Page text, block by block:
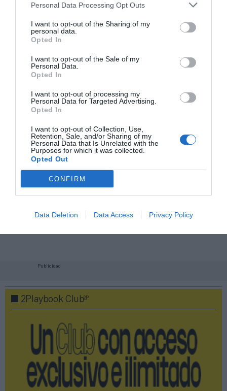
Personal Data Processing Opt Outs
I want to opt-out of the Sharing of my
personal data.
Opted In
I want to opt-out of the Sale of my
Personal Data.
Opted In
I want to opt-out of processing my
Personal Data for Targeted Advertising.
Opted In
I want to opt-out of Collection, Use,
Retention, Sale, and/or Sharing of my
Personal Data that Is Unrelated with the
Purposes for which it was collected.
Opted Out
CONFIRM
Data Deletion Data Access Privacy Policy
2P
de patrocinio en el mercado español y otros 7.000
contratos de las ligas europeas y norteamericanas de
fútbol y baloncesto, segmentados por competición,
tipología de activos, marcas, categorías de producto y
valor económico aproximado de cada acuerdo. Si
través deintelligence@2playbook.com
de forma gratuita
Mantente informado con las últimas noticias de actualidad.
Compartir
Imprimir
Publicidad
2Playbook Club2P